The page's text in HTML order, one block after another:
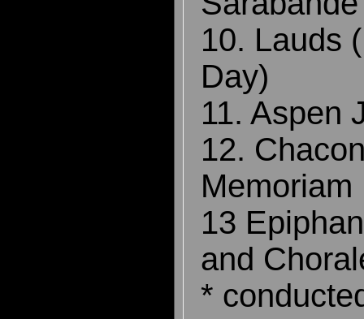
10. Lauds
Day)
11. Aspen
12.
Memoriam
13
and
*